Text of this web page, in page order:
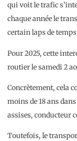
qui voit le trafic
chaque année le
certain laps de
Pour 2025, cette
routier le samedi 2
Concrètement, cela
moins de 18 ans
assises, conducteur
Toutefois, le